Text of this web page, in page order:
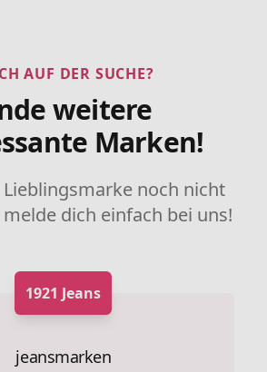
AUF DER SUCHE?
weitere
Marken!
Lieblingsmarke noch nicht
dich einfach bei uns!
1921 Jeans
jeansmarken